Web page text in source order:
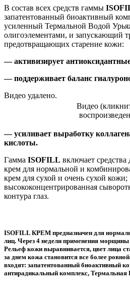
В состав всех средств гаммы
запатентованный биоактивный
усиленный Термальной Водой
олигоэлементами, и запускающий
предотвращающих старение кожи:
— активизирует
— поддерживает баланс
Видео удалено.
Видео
— усиливает выработку
кислоты.
Гамма ISOFILL включает
крем для нормальной и
крем для сухой и очень сухой кожи;
высококонцентрированная
контура глаз.
ISOFILL КРЕМ предназначен для
лиц. Через 4 недели применения
Рельеф кожи выравнивается, цвет лица
за днем кожа становится все более
входят: запатентованный биоактивный
антирадикальный комплекс,